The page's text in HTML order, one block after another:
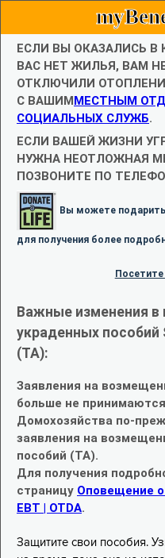
ЕСЛИ ВЫ ОКАЗАЛИСЬ В
ВАС НЕТ ЖИЛЬЯ, ВАМ
ОТКЛЮЧИЛИ
С ВАШИММЕСТНЫМ
СОЦИАЛЬНЫХ СЛУЖБ.
ЕСЛИ ВАШЕЙ ЖИЗНИ
НУЖНА НЕОТЛОЖНАЯ
ПОЗВОНИТЕ ПО
Вы можете
для получения более
Важные изменения
украденных
(TA):
Заявления на
больше не
Домохозяйства по-
заявления на
пособий (TA).
Для получения
страницу Оповещение
EBT | OTDA.
Защитите свои пособия.